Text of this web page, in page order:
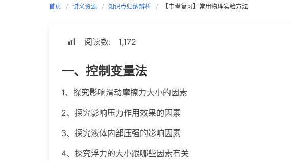
首页 讲义资源 知识点归纳辨析 【中考复习】常用物理实验方法
阅读数: 1,172
一、控制变量法
1、探究影响滑动摩擦力大小的因素
2、探究影响压力作用效果的因素
3、探究液体内部压强的影响因素
4、探究浮力的大小跟哪些因素有关